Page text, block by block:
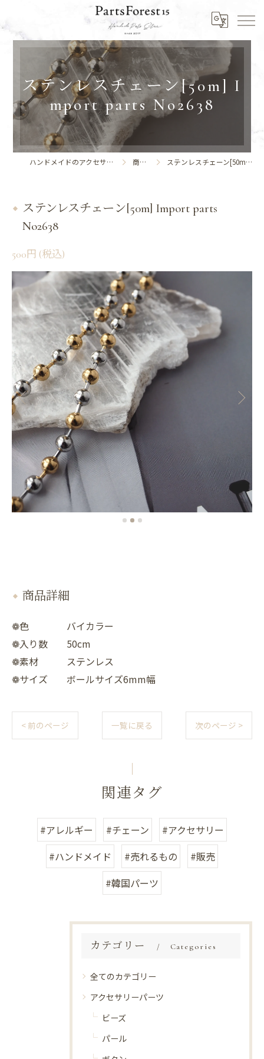
ステンレスチェーン[50m] I
mport parts No2638
ハンドメイドのアクセサリーならPartsForest15 商品一覧 ステンレスチェーン[50m] Import parts No2638
ステンレスチェーン[50m] Import parts
No2638
500円 (税込)
商品詳細
❁色 バイカラー
❁入り数 50cm
❁素材 ステンレス
❁サイズ ボールサイズ6mm幅
< 前のページ 一覧に戻る 次のページ >
関連タグ
#アレルギー #チェーン
#アクセサリー
#ハンドメイド
#売れるもの
#販売
#韓国パーツ
カテゴリー Categories
全てのカテゴリー
アクセサリーパーツ
ビーズ
パール